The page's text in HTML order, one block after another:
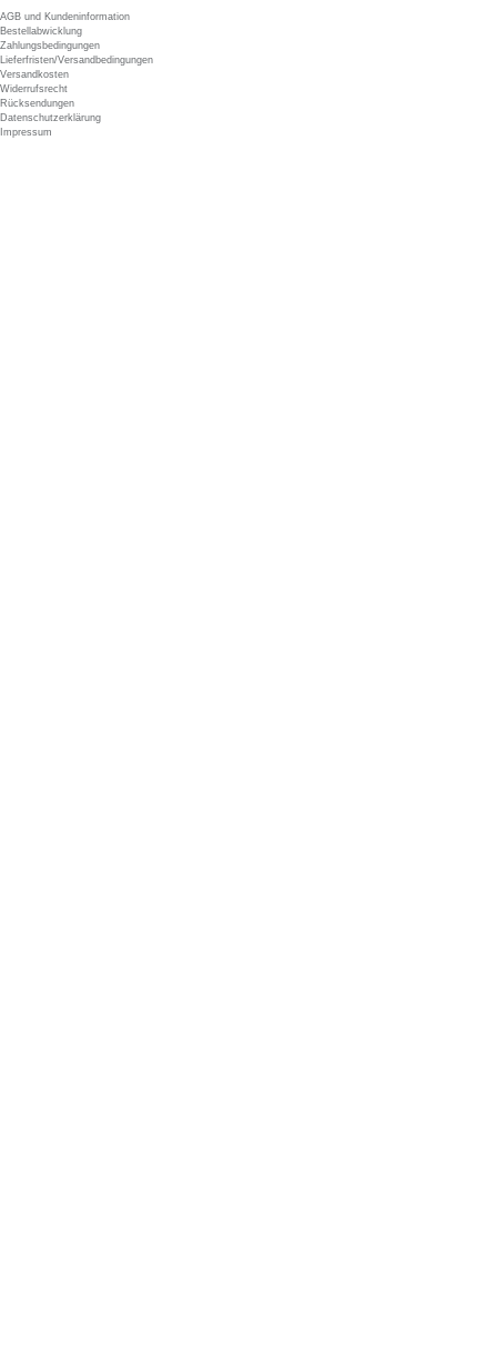
AGB und Kundeninformation
Bestellabwicklung
Zahlungsbedingungen
Lieferfristen/Versandbedingungen
Versandkosten
Widerrufsrecht
Rücksendungen
Datenschutzerklärung
Impressum